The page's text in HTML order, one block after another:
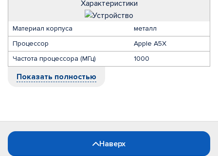
Характеристики
Материал корпуса
металл
Процессор
Apple A5X
Частота процессора (МГц)
1000
Показать полностью
Наверх